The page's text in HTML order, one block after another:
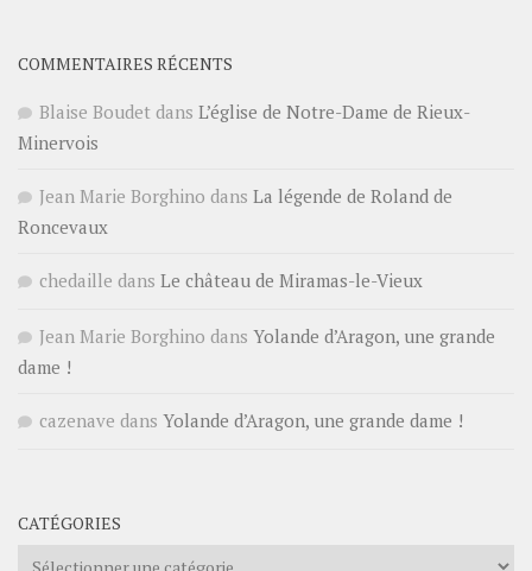
COMMENTAIRES RÉCENTS
Blaise Boudet dans L’église de Notre-Dame de Rieux-
Minervois
Jean Marie Borghino dans La légende de Roland de
Roncevaux
chedaille dans Le château de Miramas-le-Vieux
Jean Marie Borghino dans Yolande d’Aragon, une grande
dame !
cazenave dans Yolande d’Aragon, une grande dame !
CATÉGORIES
Catégories